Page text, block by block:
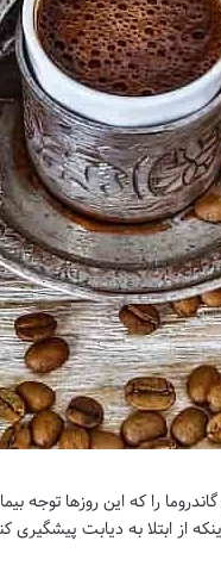
را که این روزها توجه
از ابتلا به دیابت پیشگیری